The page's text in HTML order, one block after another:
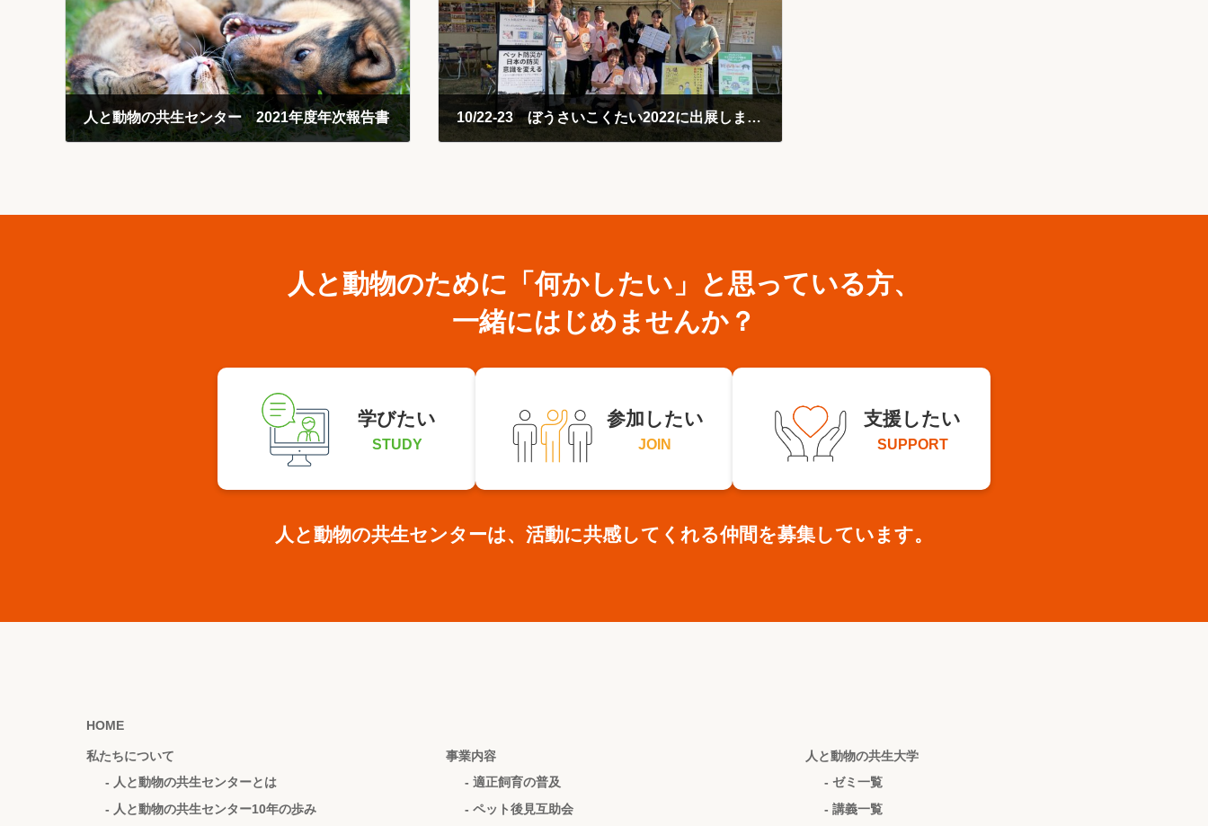
人と動物の共生センター 2021年度年次報告書 10/22-23 ぼうさいこくたい2022に出展しました！
人と動物のために 「何かしたい」と思っている方、
一緒にはじめませんか？
学びたい
STUDY
参加したい
JOIN
支援したい
SUPPORT
人と動物の共生センターは、活動に共感してくれる仲間を募集しています。
HOME
私たちについて
- 人と動物の共生センターとは
- 人と動物の共生センター10年の歩み
事業内容
- 適正飼育の普及
- ペット後見互助会
人と動物の共生大学
- ゼミ一覧
- 講義一覧